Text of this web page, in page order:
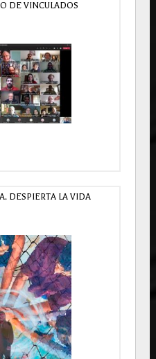
DE VINCULADOS
DESPIERTA LA VIDA